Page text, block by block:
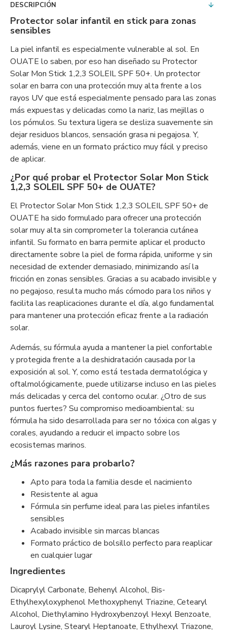
DESCRIPCIÓN
Protector solar infantil en stick para zonas
sensibles
La piel infantil es especialmente vulnerable al sol. En
OUATE lo saben, por eso han diseñado su Protector
Solar Mon Stick 1,2,3 SOLEIL SPF 50+. Un protector
solar en barra con una protección muy alta frente a los
rayos UV que está especialmente pensado para las zonas
más expuestas y delicadas como la nariz, las mejillas o
los pómulos. Su textura ligera se desliza suavemente sin
dejar residuos blancos, sensación grasa ni pegajosa. Y,
además, viene en un formato práctico muy fácil y preciso
de aplicar.
¿Por qué probar el Protector Solar Mon Stick
1,2,3 SOLEIL SPF 50+ de OUATE?
El Protector Solar Mon Stick 1,2,3 SOLEIL SPF 50+ de
OUATE ha sido formulado para ofrecer una protección
solar muy alta sin comprometer la tolerancia cutánea
infantil. Su formato en barra permite aplicar el producto
directamente sobre la piel de forma rápida, uniforme y sin
necesidad de extender demasiado, minimizando así la
fricción en zonas sensibles. Gracias a su acabado invisible y
no pegajoso, resulta mucho más cómodo para los niños y
facilita las reaplicaciones durante el día, algo fundamental
para mantener una protección eficaz frente a la radiación
solar.
Además, su fórmula ayuda a mantener la piel confortable
y protegida frente a la deshidratación causada por la
exposición al sol. Y, como está testada dermatológica y
oftalmológicamente, puede utilizarse incluso en las pieles
más delicadas y cerca del contorno ocular. ¿Otro de sus
puntos fuertes? Su compromiso medioambiental: su
fórmula ha sido desarrollada para ser no tóxica con algas y
corales, ayudando a reducir el impacto sobre los
ecosistemas marinos.
¿Más razones para probarlo?
Apto para toda la familia desde el nacimiento
Resistente al agua
Fórmula sin perfume ideal para las pieles infantiles
sensibles
Acabado invisible sin marcas blancas
Formato práctico de bolsillo perfecto para reaplicar
en cualquier lugar
Ingredientes
Dicaprylyl Carbonate, Behenyl Alcohol, Bis-
Ethylhexyloxyphenol Methoxyphenyl Triazine, Cetearyl
Alcohol, Diethylamino Hydroxybenzoyl Hexyl Benzoate,
Lauroyl Lysine, Stearyl Heptanoate, Ethylhexyl Triazone,